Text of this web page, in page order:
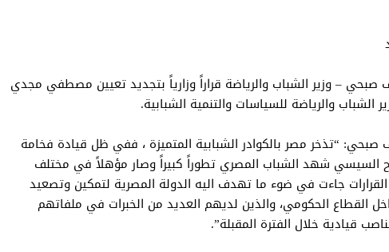
صبحي – وزير الشباب والرياضة قراراً وزارياً بتجديد تعيين مصطفي مجدي
الشباب والرياضة للسياسات والتنمية الشبابية.
صبحي: “تذخر مصر بالكوادر الشبابية المتميزة ، ففي ظل قيادة فخامة
السيسي شهد الشباب المصري تطوراً كبيراً وصار مؤهلاً في مختلف
جاءت في ضوء ما تهدف اليه الدولة المصرية لتمكين وتصعيد
القطاع الحكومي، والذين لديهم العديد من الخبرات في ملفاتهم
قيادية خلال الفترة المقبلة”.